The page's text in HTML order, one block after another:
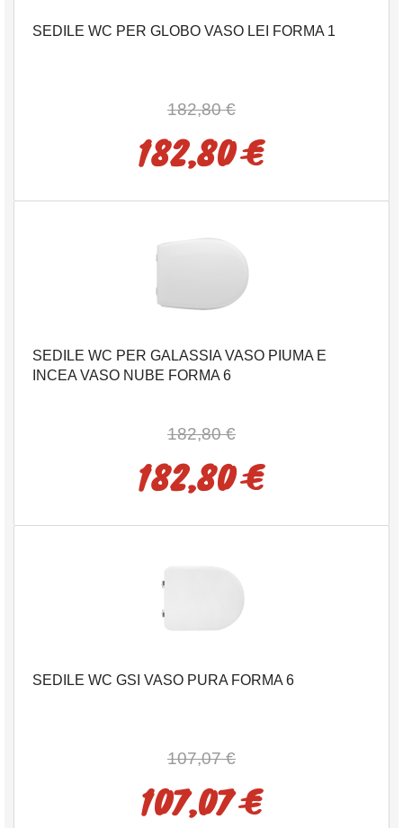
SEDILE WC PER GLOBO VASO LEI FORMA 1
182,80 €
182,80 €
SEDILE WC PER GALASSIA VASO PIUMA E
INCEA VASO NUBE FORMA 6
182,80 €
182,80 €
SEDILE WC GSI VASO PURA FORMA 6
107,07 €
107,07 €